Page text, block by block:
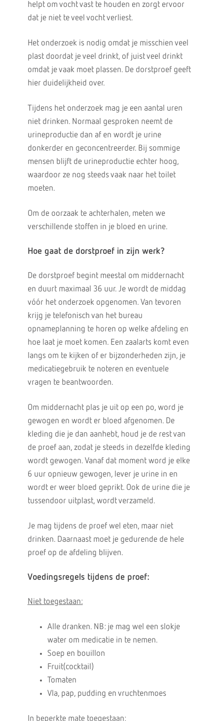
helpt om vocht vast te houden en zorgt ervoor
dat je niet te veel vocht verliest.
Het onderzoek is nodig omdat je misschien veel
plast doordat je veel drinkt, of juist veel drinkt
omdat je vaak moet plassen. De dorstproef geeft
hier duidelijkheid over.
Tijdens het onderzoek mag je een aantal uren
niet drinken. Normaal gesproken neemt de
urineproductie dan af en wordt je urine
donkerder en geconcentreerder. Bij sommige
mensen blijft de urineproductie echter hoog,
waardoor ze nog steeds vaak naar het toilet
moeten.
Om de oorzaak te achterhalen, meten we
verschillende stoffen in je bloed en urine.
Hoe gaat de dorstproef in zijn werk?
De dorstproef begint meestal om middernacht
en duurt maximaal 36 uur. Je wordt de middag
vóór het onderzoek opgenomen. Van tevoren
krijg je telefonisch van het bureau
opnameplanning te horen op welke afdeling en
hoe laat je moet komen. Een zaalarts komt even
langs om te kijken of er bijzonderheden zijn, je
medicatiegebruik te noteren en eventuele
vragen te beantwoorden.
Om middernacht plas je uit op een po, word je
gewogen en wordt er bloed afgenomen. De
kleding die je dan aanhebt, houd je de rest van
de proef aan, zodat je steeds in dezelfde kleding
wordt gewogen. Vanaf dat moment word je elke
6 uur opnieuw gewogen, lever je urine in en
wordt er weer bloed geprikt. Ook de urine die je
tussendoor uitplast, wordt verzameld.
Je mag tijdens de proef wel eten, maar niet
drinken. Daarnaast moet je gedurende de hele
proef op de afdeling blijven.
Voedingsregels tijdens de proef:
Niet toegestaan:
Alle dranken. NB: je mag wel een slokje
water om medicatie in te nemen.
Soep en bouillon
Fruit(cocktail)
Tomaten
Vla, pap, pudding en vruchtenmoes
In beperkte mate toegestaan: